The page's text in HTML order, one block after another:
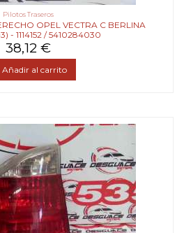
Pilotos Traseros
OPEL VECTRA C BERLINA
- 1114152 / 5410284030
38,12 €
Añadir al carrito